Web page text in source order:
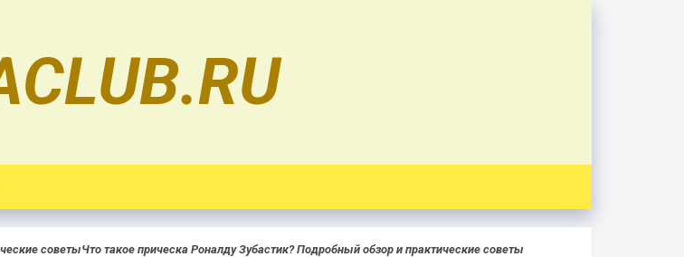
советыЧто такое прическа Роналду Зубастик? Подробный обзор и практические советы